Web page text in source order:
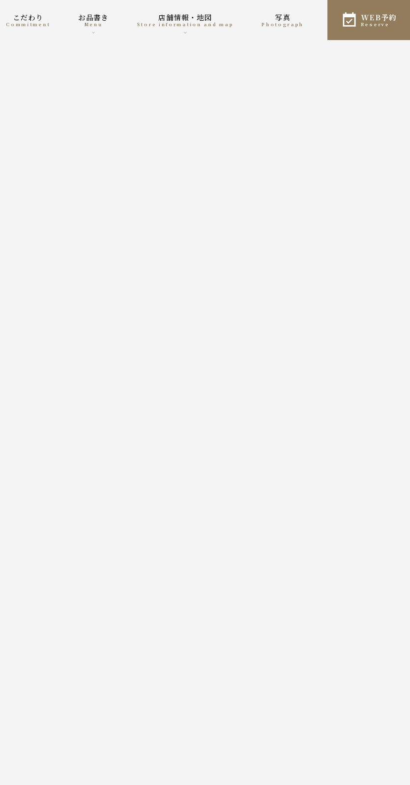
こだわり
Commitment
お品書き
menu
店舗情報・地図
Store information and map
写真
photograph
WEB予約
reserve